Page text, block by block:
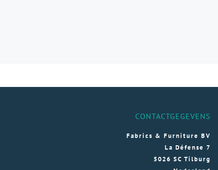
CONTACTGEGEVENS
Fabrics & Furniture BV
La Défense 7
5026 SC Tilburg